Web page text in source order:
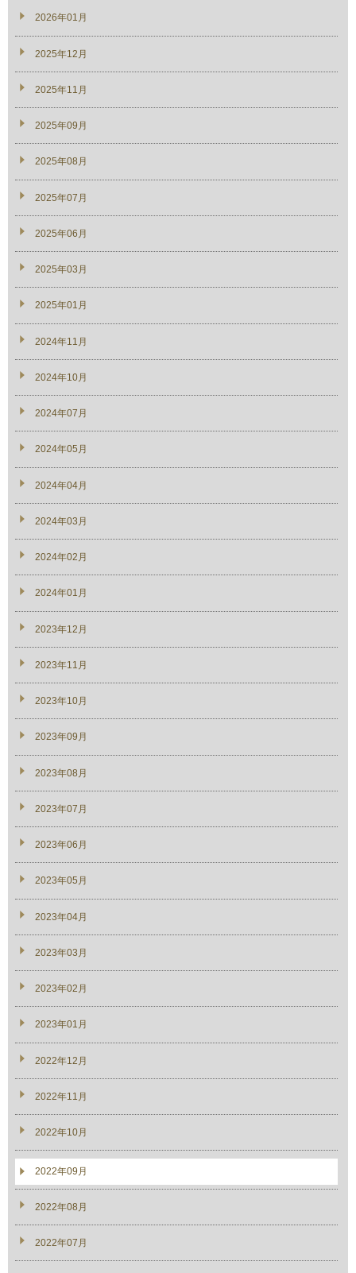
2026年01月
2025年12月
2025年11月
2025年09月
2025年08月
2025年07月
2025年06月
2025年03月
2025年01月
2024年11月
2024年10月
2024年07月
2024年05月
2024年04月
2024年03月
2024年02月
2024年01月
2023年12月
2023年11月
2023年10月
2023年09月
2023年08月
2023年07月
2023年06月
2023年05月
2023年04月
2023年03月
2023年02月
2023年01月
2022年12月
2022年11月
2022年10月
2022年09月
2022年08月
2022年07月